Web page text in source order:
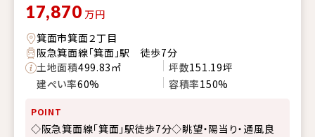
17,870 万円
箕面市箕面２丁目
阪急箕面線「箕面」駅 徒歩7分
土地面積499.83㎡ 坪数151.19坪
建ぺい率60% 容積率150%
POINT
◇阪急箕面線「箕面」駅徒歩7分◇眺望・陽当り・通風良